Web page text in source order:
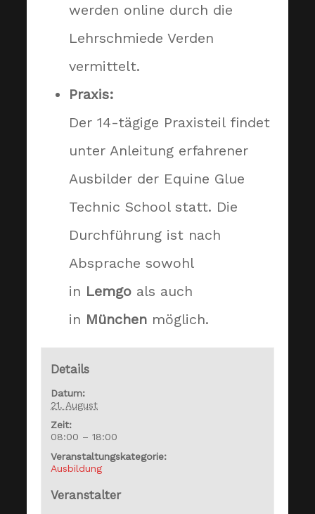
werden online durch die
Lehrschmiede Verden
vermittelt.
Praxis:
Der 14-tägige Praxisteil findet
unter Anleitung erfahrener
Ausbilder der Equine Glue
Technic School statt. Die
Durchführung ist nach
Absprache sowohl
in Lemgo als auch
in München möglich.
Details
Datum:
21. August
Zeit:
08:00 – 18:00
Veranstaltungskategorie:
Ausbildung
Veranstalter